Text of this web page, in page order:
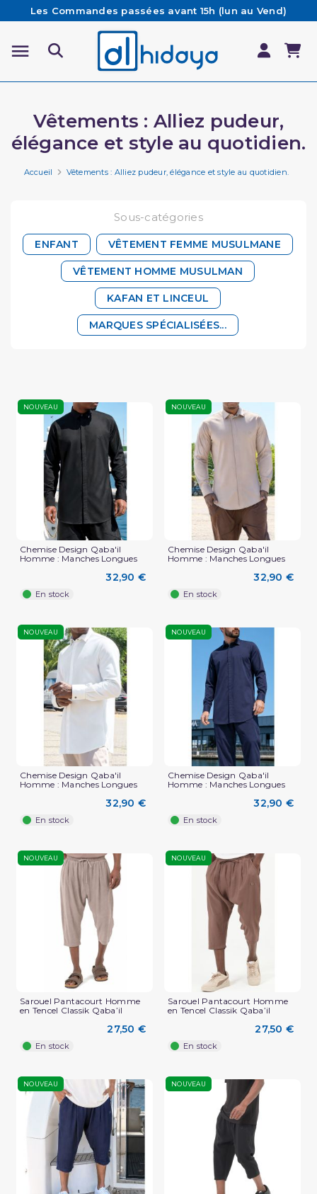
Les Commandes passées avant 15h (lun au Vend)
sont préparées et expédiées le jour même
Besoin d'aide ? Retrouvez notre FAQ
Livraison offerte à partir de 65€ d'achat*
Vêtements : Alliez pudeur,
élégance et style au quotidien.
Accueil Vêtements : Alliez pudeur, élégance et style au quotidien.
Sous-catégories
ENFANT VÊTEMENT FEMME MUSULMANE
VÊTEMENT HOMME MUSULMAN
KAFAN ET LINCEUL
MARQUES SPÉCIALISÉES...
NOUVEAU
Chemise Design Qaba'il
Homme : Manches Longues
32,90 €
En stock
NOUVEAU
Chemise Design Qaba'il
Homme : Manches Longues
32,90 €
En stock
NOUVEAU
Chemise Design Qaba'il
Homme : Manches Longues
32,90 €
En stock
NOUVEAU
Chemise Design Qaba'il
Homme : Manches Longues
32,90 €
En stock
NOUVEAU
Sarouel Pantacourt Homme
en Tencel Classik Qaba’il
27,50 €
En stock
NOUVEAU
Sarouel Pantacourt Homme
en Tencel Classik Qaba’il
27,50 €
En stock
NOUVEAU NOUVEAU